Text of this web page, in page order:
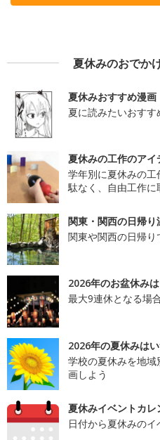
夏休みのおでか
夏休みおすすめ漫画
夏に読みたいおすす
夏休みの工作のアイ
学年別に夏休みの
駄なく、自由工作に
関東・関西の日帰り
関東や関西の日帰
2026年のお盆休み
最大9連休となる場
2026年の夏休みは
学校の夏休みを地
画しよう
夏休みイベントカレ
日付から夏休みの